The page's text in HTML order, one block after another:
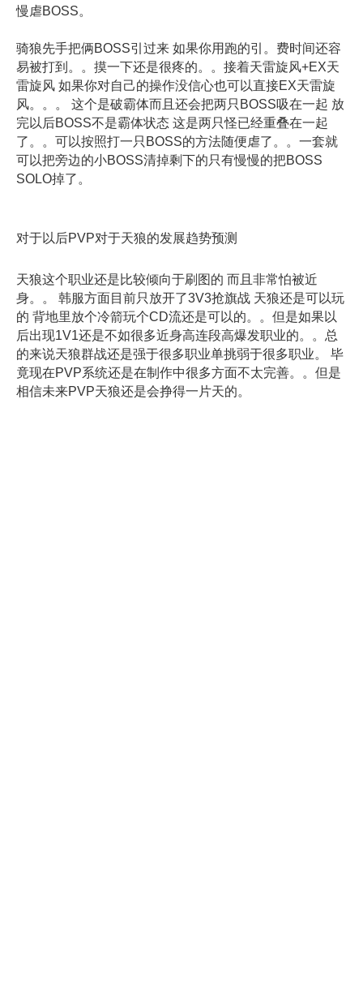
慢虐BOSS。
骑狼先手把俩BOSS引过来 如果你用跑的引。费时间还容
易被打到。。摸一下还是很疼的。。接着天雷旋风+EX天
雷旋风 如果你对自己的操作没信心也可以直接EX天雷旋
风。。。 这个是破霸体而且还会把两只BOSS吸在一起 放
完以后BOSS不是霸体状态 这是两只怪已经重叠在一起
了。。可以按照打一只BOSS的方法随便虐了。。一套就
可以把旁边的小BOSS清掉剩下的只有慢慢的把BOSS
SOLO掉了。
对于以后PVP对于天狼的发展趋势预测
天狼这个职业还是比较倾向于刷图的 而且非常怕被近
身。。 韩服方面目前只放开了3V3抢旗战 天狼还是可以玩
的 背地里放个冷箭玩个CD流还是可以的。。但是如果以
后出现1V1还是不如很多近身高连段高爆发职业的。。总
的来说天狼群战还是强于很多职业单挑弱于很多职业。 毕
竟现在PVP系统还是在制作中很多方面不太完善。。但是
相信未来PVP天狼还是会挣得一片天的。